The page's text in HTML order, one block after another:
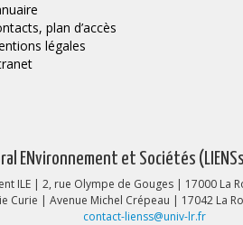
plan d’accès
légales
ENvironnement et Sociétés
ILE | 2, rue Olympe de Gouges | 17000 La
Curie | Avenue Michel Crépeau | 17042 La
contact-lienss@univ-lr.fr